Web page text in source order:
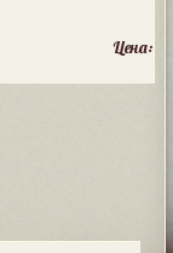
Цена: